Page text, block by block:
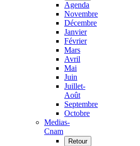
Agenda
Novembre
Décembre
Janvier
Février
Mars
Avril
Mai
Juin
Juillet-
Août
Septembre
Octobre
Medias-
Cnam
Retour